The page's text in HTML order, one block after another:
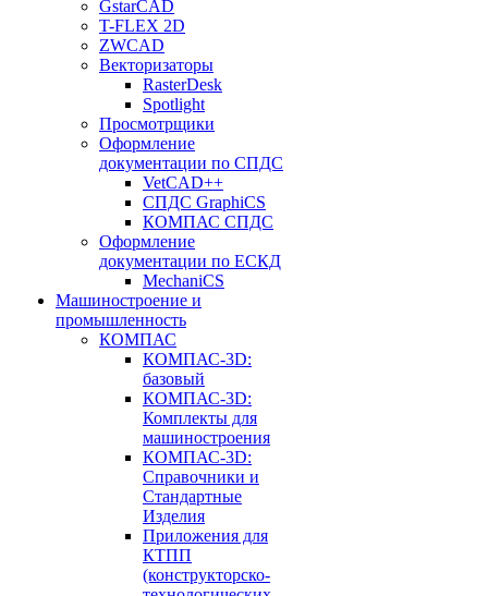
GstarCAD
T-FLEX 2D
ZWCAD
Векторизаторы
RasterDesk
Spotlight
Просмотрщики
Оформление
документации по СПДС
VetCAD++
СПДС GraphiCS
КОМПАС СПДС
Оформление
документации по ЕСКД
MechaniCS
Машиностроение и
промышленность
КОМПАС
КОМПАС-3D:
базовый
КОМПАС-3D:
Комплекты для
машиностроения
КОМПАС-3D:
Справочники и
Стандартные
Изделия
Приложения для
КТПП
(конструкторско-